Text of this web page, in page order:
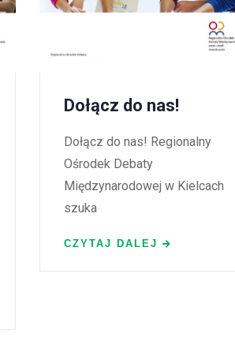
Dołącz do nas!
Dołącz do nas! Regionalny
Ośrodek Debaty
Międzynarodowej w Kielcach
szuka
CZYTAJ DALEJ